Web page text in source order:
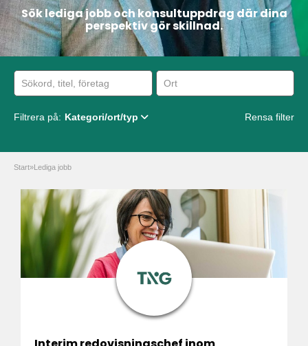
Sök lediga jobb och konsultuppdrag där dina
perspektiv gör skillnad.
Filtrera på: Kategori/ort/typ Rensa filter
Start»Lediga jobb